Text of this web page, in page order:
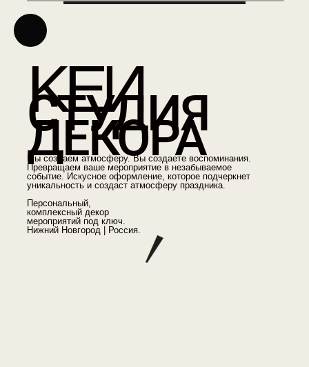
KEИ
СТУДИЯ
ДЕКОРА
Мы создаем атмосферу. Вы создаете воспоминания.
Превращаем ваше мероприятие в незабываемое
событие. Искусное оформление, которое подчеркнет
уникальность и создаст атмосферу праздника.
Персональный,
комплексный декор
мероприятий под ключ.
Нижний Новгород | Россия.